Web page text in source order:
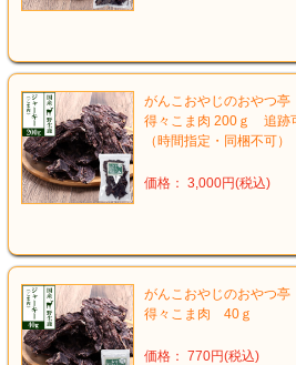
がんこおやじのおやつ
得々こま肉 200ｇ 追跡
（時間指定・同梱不可）
価格： 3,000円(税込)
がんこおやじのおやつ
得々こま肉 40ｇ
価格： 770円(税込)